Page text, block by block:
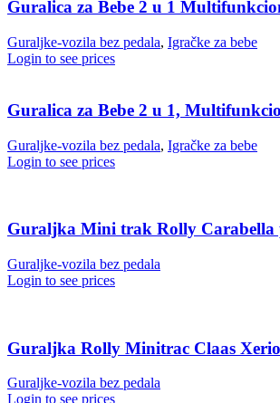
Guralica za Bebe 2 u 1
Guraljke-vozila bez pedala, Igračke za bebe
Login to see prices
Guralica za Bebe 2 u 1,
Guraljke-vozila bez pedala, Igračke za bebe
Login to see prices
Guraljka Mini trak Rolly Carabella
Guraljke-vozila bez pedala
Login to see prices
Guraljka Rolly Minitrac Claas
Guraljke-vozila bez pedala
Login to see prices